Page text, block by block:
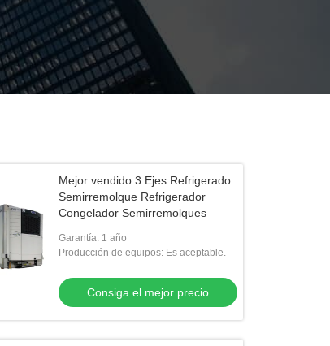
Mejor vendido 3 Ejes Refrigerado
Semirremolque Refrigerador
Congelador Semirremolques
Garantía: 1 año
Producción de equipos: Es aceptable.
Consiga el mejor precio